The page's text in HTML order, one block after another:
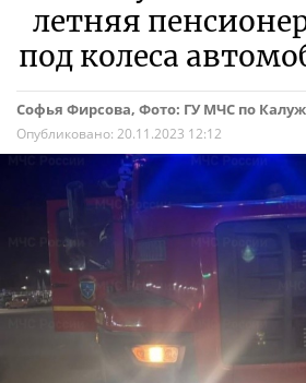
летняя
под колеса
Софья Фирсова, Фото: ГУ МЧС по
Опубликовано: 20.11.2023 12:12